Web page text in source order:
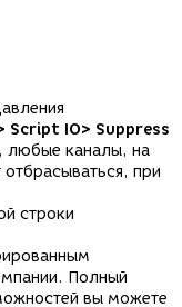
Script IO> Suppress
любые каналы, на
при
строки
Полный
вы можете